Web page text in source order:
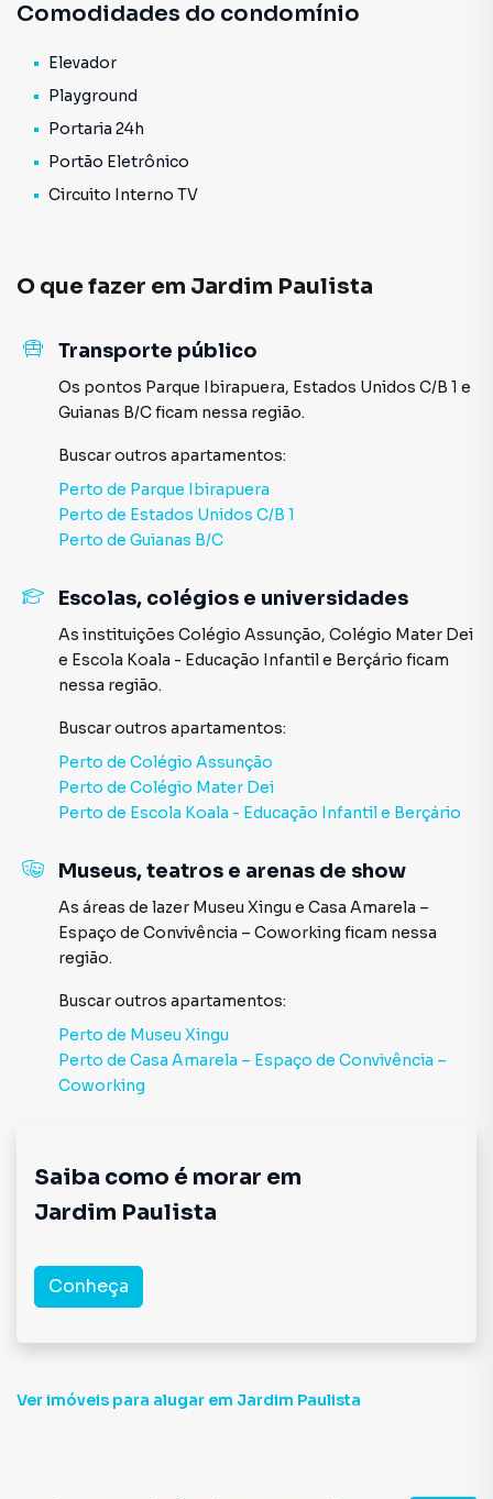
Comodidades do condomínio
Elevador
Playground
Portaria 24h
Portão Eletrônico
Circuito Interno TV
O que fazer em Jardim Paulista
Transporte público
Os pontos Parque Ibirapuera, Estados Unidos C/B 1 e
Guianas B/Cficam nessa região.
Buscar outros apartamentos:
Perto de Parque Ibirapuera
Perto de Estados Unidos C/B 1
Perto de Guianas B/C
Escolas, colégios e universidades
As instituições Colégio Assunção, Colégio Mater Dei
e Escola Koala - Educação Infantil e Berçário ficam
nessa região.
Buscar outros apartamentos:
Perto de Colégio Assunção
Perto de Colégio Mater Dei
Perto de Escola Koala - Educação Infantil e Berçário
Museus, teatros e arenas de show
As áreas de lazer Museu Xingu e Casa Amarela –
Espaço de Convivência – Coworking ficam nessa
região.
Buscar outros apartamentos:
Perto de Museu Xingu
Perto de Casa Amarela – Espaço de Convivência –
Coworking
Saiba como é morar em
Jardim Paulista
Conheça
Ver imóveis para alugar em Jardim Paulista